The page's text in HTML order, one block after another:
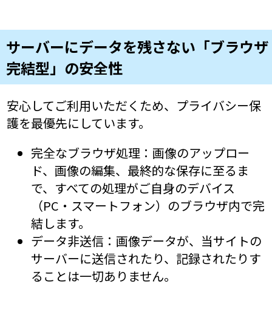
サーバーにデータを残さない「ブラウザ
完結型」の安全性
安心してご利用いただくため、プライバシー保
護を最優先にしています。
完全なブラウザ処理：画像のアップロー
ド、画像の編集、最終的な保存に至るま
で、すべての処理がご自身のデバイス
（PC・スマートフォン）のブラウザ内で完
結します。
データ非送信：画像データが、当サイトの
サーバーに送信されたり、記録されたりす
ることは一切ありません。